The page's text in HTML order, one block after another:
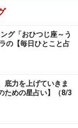
日～9月22
グ「おひつじ座～う
の【毎日ひとこと占
底力を上げていきま
ための星占い】（8/3